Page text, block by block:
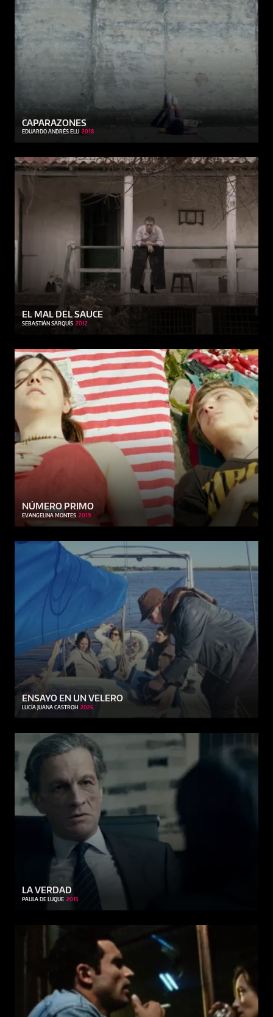
CAPARAZONES
EDUARDO ANDRÉS ELLI 2018
EL MAL DEL SAUCE
SEBASTIÁN SARQUÍS 2012
NÚMERO PRIMO
EVANGELINA MONTES 2019
ENSAYO EN UN VELERO
LUCÍA JUANA CASTROH 2026
LA VERDAD
PAULA DE LUQUE 2015